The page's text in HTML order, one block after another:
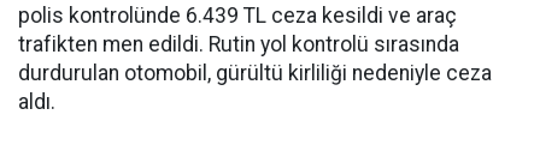
polis kontrolünde 6.439 TL ceza kesildi ve araç
trafikten men edildi. Rutin yol kontrolü sırasında
durdurulan otomobil, gürültü kirliliği nedeniyle ceza
aldı.